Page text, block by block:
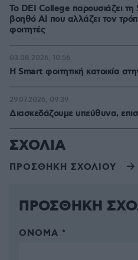
Το DEI College παρουσιάζει
βοηθό AI που αλλάζει τον
φοιτητές
Η Smart φοιτητική κατοικία
03.08.2026, 10:56
Διασκεδάζουμε υπεύθυνα,
29.07.2026, 09:39
ΣΧΟΛΙΑ
ΠΡΟΣΘΗΚΗ ΣΧΟΛΙΟΥ
ΠΡΟΣΘΗΚΗ
ΌΝΟΜΑ *